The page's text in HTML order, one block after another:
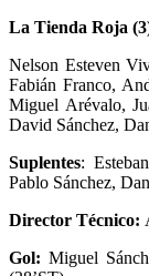
La Tienda Roja
Nelson Esteven
Fabián Franco,
Miguel Arévalo,
David Sánchez,
Suplentes:
Pablo Sánchez,
Director Técnico:
Gol: Miguel